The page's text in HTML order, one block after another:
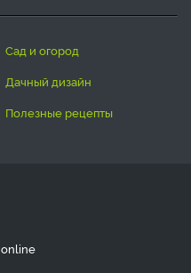
сад и огород
дачный дизайн
полезные рецепты
online